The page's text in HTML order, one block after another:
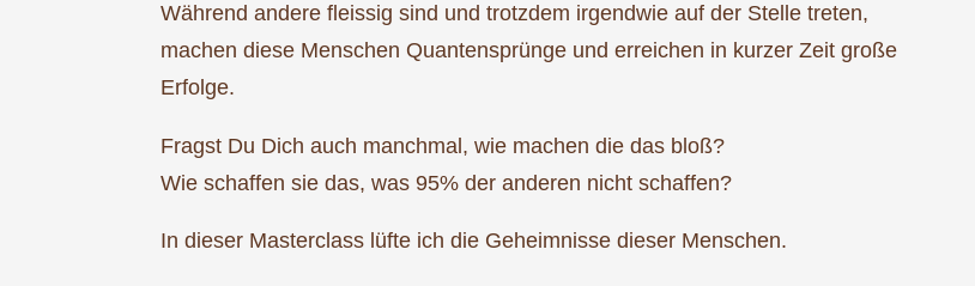
Während andere fleissig sind und trotzdem irgendwie auf der Stelle treten,
machen diese Menschen Quantensprünge und erreichen in kurzer Zeit große
Erfolge.
Fragst Du Dich auch manchmal, wie machen die das bloß?
Wie schaffen sie das, was 95% der anderen nicht schaffen?
In dieser Masterclass lüfte ich die Geheimnisse dieser Menschen.